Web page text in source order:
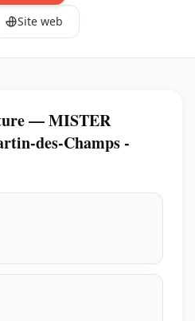
Site web
— MISTER
des-Champs -